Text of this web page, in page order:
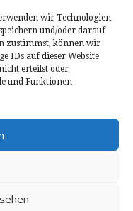
wir Technologien
und/oder darauf
zustimmst, können wir
IDs auf dieser Website
erteilst oder
und Funktionen
e.V.